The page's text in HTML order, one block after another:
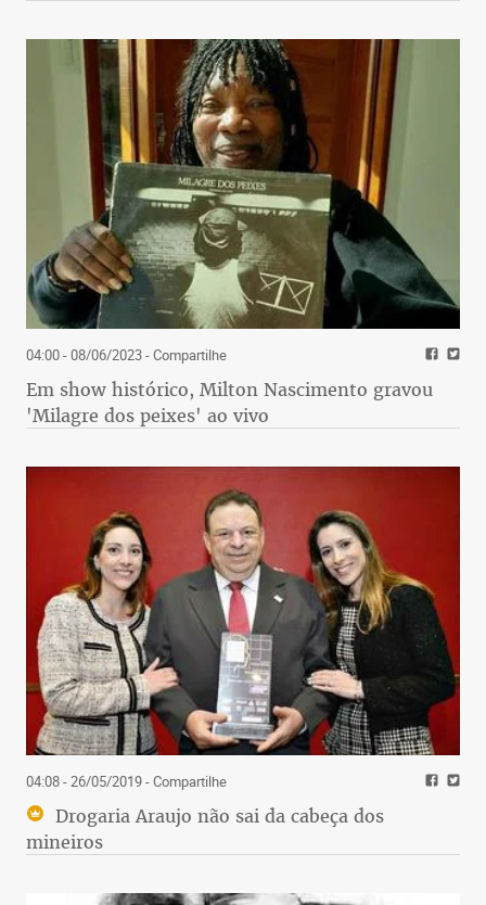
04:00 - 08/06/2023- Compartilhe
Em show histórico, Milton Nascimento gravou
'Milagre dos peixes' ao vivo
04:08 - 26/05/2019- Compartilhe
Drogaria Araujo não sai da cabeça dos
mineiros